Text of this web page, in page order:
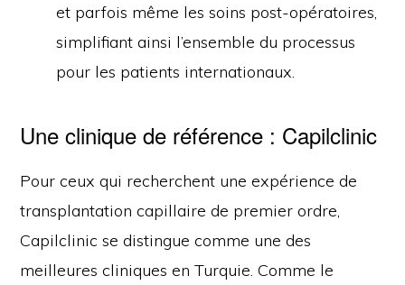
et parfois même les soins post-opératoires,
simplifiant ainsi l’ensemble du processus
pour les patients internationaux.
Une clinique de référence : Capilclinic
Pour ceux qui recherchent une expérience de
transplantation capillaire de premier ordre,
Capilclinic se distingue comme une des
meilleures cliniques en Turquie. Comme le